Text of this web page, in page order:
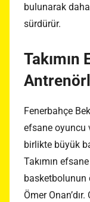
bulunarak
sürdürür.
Takımın
Fenerbahçe
efsane oyuncu
birlikte büyük
Takımın
basketbolunun
Ömer